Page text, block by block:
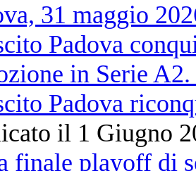
Padova
il 1 Giugno